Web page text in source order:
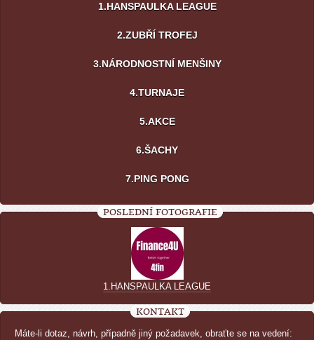
1.HANSPAULKA LEAGUE
2.ZUBŘÍ TROFEJ
3.NÁRODNOSTNÍ MENŠINY
4.TURNAJE
5.AKCE
6.ŠACHY
7.PING PONG
POSLEDNÍ FOTOGRAFIE
1.HANSPAULKA LEAGUE
KONTAKT
Máte-li dotaz, návrh, případně jiný požadavek, obraťte se na vedení: